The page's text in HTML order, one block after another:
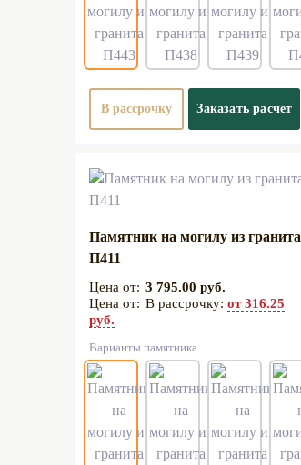
В рассрочку Заказать расчет
Памятник на могилу из гранита
П411
3 795.00 руб.
В рассрочку: от 316.25
руб.
Варианты памятника